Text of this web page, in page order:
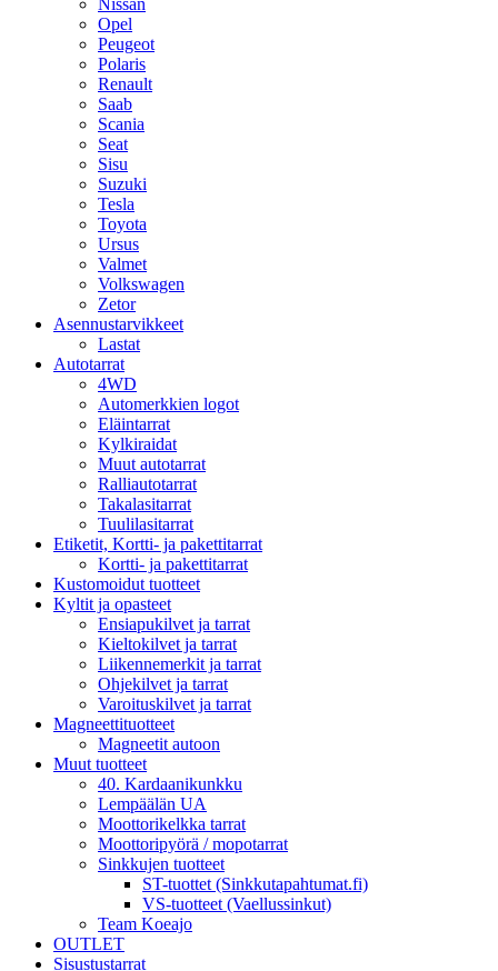
Opel
Peugeot
Polaris
Renault
Saab
Scania
Seat
Sisu
Suzuki
Tesla
Toyota
Ursus
Valmet
Volkswagen
Zetor
Asennustarvikkeet
Lastat
Autotarrat
4WD
Automerkkien logot
Eläintarrat
Kylkiraidat
Muut autotarrat
Ralliautotarrat
Takalasitarrat
Tuulilasitarrat
Etiketit, Kortti- ja pakettitarrat
Kortti- ja pakettitarrat
Kustomoidut tuotteet
Kyltit ja opasteet
Ensiapukilvet ja tarrat
Kieltokilvet ja tarrat
Liikennemerkit ja tarrat
Ohjekilvet ja tarrat
Varoituskilvet ja tarrat
Magneettituotteet
Magneetit autoon
Muut tuotteet
40. Kardaanikunkku
Lempäälän UA
Moottorikelkka tarrat
Moottoripyörä / mopotarrat
Sinkkujen tuotteet
ST-tuottet (Sinkkutapahtumat.fi)
VS-tuotteet (Vaellussinkut)
Team Koeajo
OUTLET
Sisustustarrat